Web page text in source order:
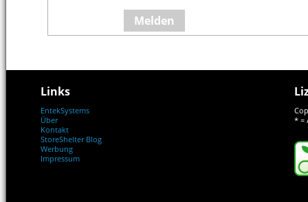
Melden
Links
EntekSystems
Über
Kontakt
StoreShelter Blog
Werbung
Impressum
* =